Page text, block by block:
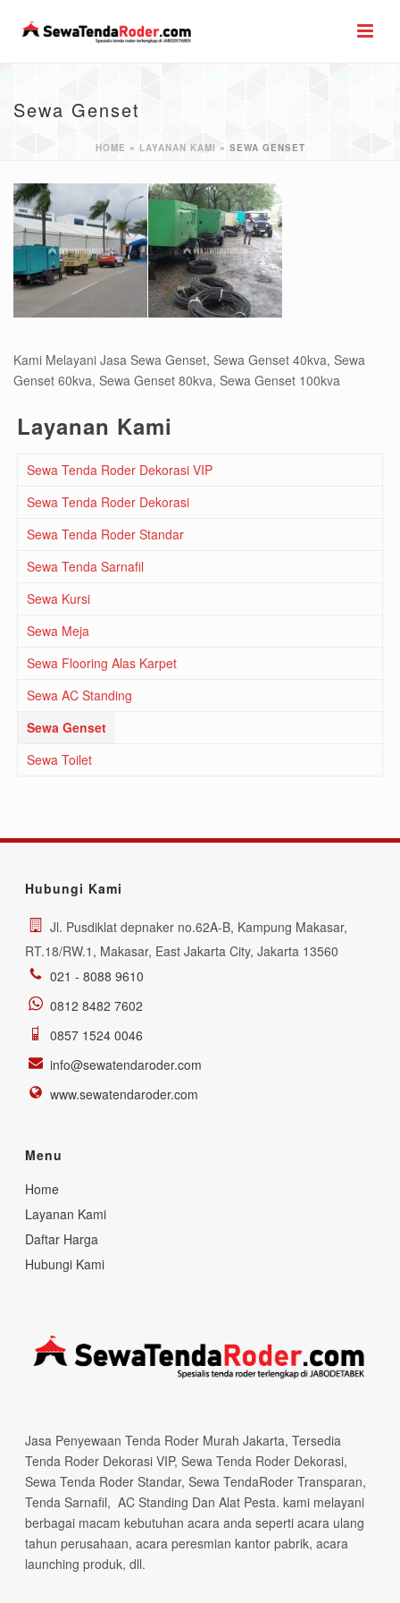
Sewa Genset
HOME » LAYANAN KAMI » SEWA GENSET
Kami Melayani Jasa Sewa Genset, Sewa Genset 40kva, Sewa
Genset 60kva, Sewa Genset 80kva, Sewa Genset 100kva
Layanan Kami
Sewa Tenda Roder Dekorasi VIP
Sewa Tenda Roder Dekorasi
Sewa Tenda Roder Standar
Sewa Tenda Sarnafil
Sewa Kursi
Sewa Meja
Sewa Flooring Alas Karpet
Sewa AC Standing
Sewa Genset
Sewa Toilet
Hubungi Kami
Jl. Pusdiklat depnaker no.62A-B, Kampung Makasar,
RT.18/RW.1, Makasar, East Jakarta City, Jakarta 13560
021 - 8088 9610
0812 8482 7602
0857 1524 0046
info@sewatendaroder.com
www.sewatendaroder.com
Menu
Home
Layanan Kami
Daftar Harga
Hubungi Kami
Jasa Penyewaan Tenda Roder Murah Jakarta, Tersedia
Tenda Roder Dekorasi VIP, Sewa Tenda Roder Dekorasi,
Sewa Tenda Roder Standar, Sewa TendaRoder Transparan,
Tenda Sarnafil, AC Standing Dan Alat Pesta. kami melayani
berbagai macam kebutuhan acara anda seperti acara ulang
tahun perusahaan, acara peresmian kantor pabrik, acara
launching produk, dll.